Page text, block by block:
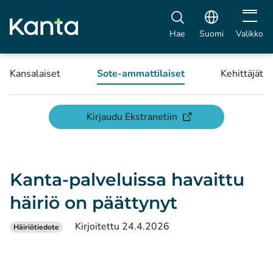
Hae Suomi Avaa
Valikko
Kansalaiset Sote-ammattilaiset Kehittäjät
Kirjaudu Ekstranetiin(avautuu uuteen
Kanta-palveluissa havaittu
häiriö on päättynyt
Häiriötiedote Kirjoitettu 24.4.2026